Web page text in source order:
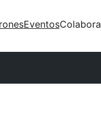
EventosColabora